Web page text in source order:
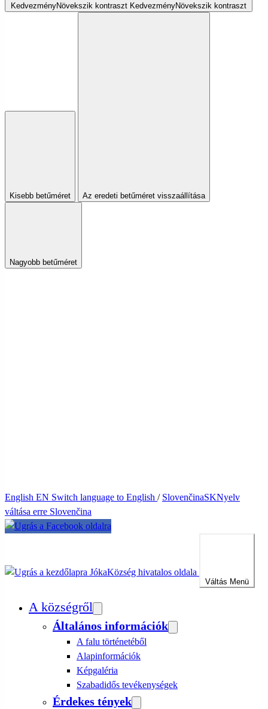
KedvezményNövekszik kontraszt KedvezményNövekszik kontraszt
Kisebb betűméret Az eredeti betűméret visszaállítása
Nagyobb betűméret
English EN Switch language to English / SlovenčinaSKNyelv
váltása erre Slovenčina
JókaKözség hivatalos oldala
Váltás Menü
A községről
Általános információk
A falu történetéből
Alapinformációk
Képgaléria
Szabadidős tevékenységek
Érdekes tények